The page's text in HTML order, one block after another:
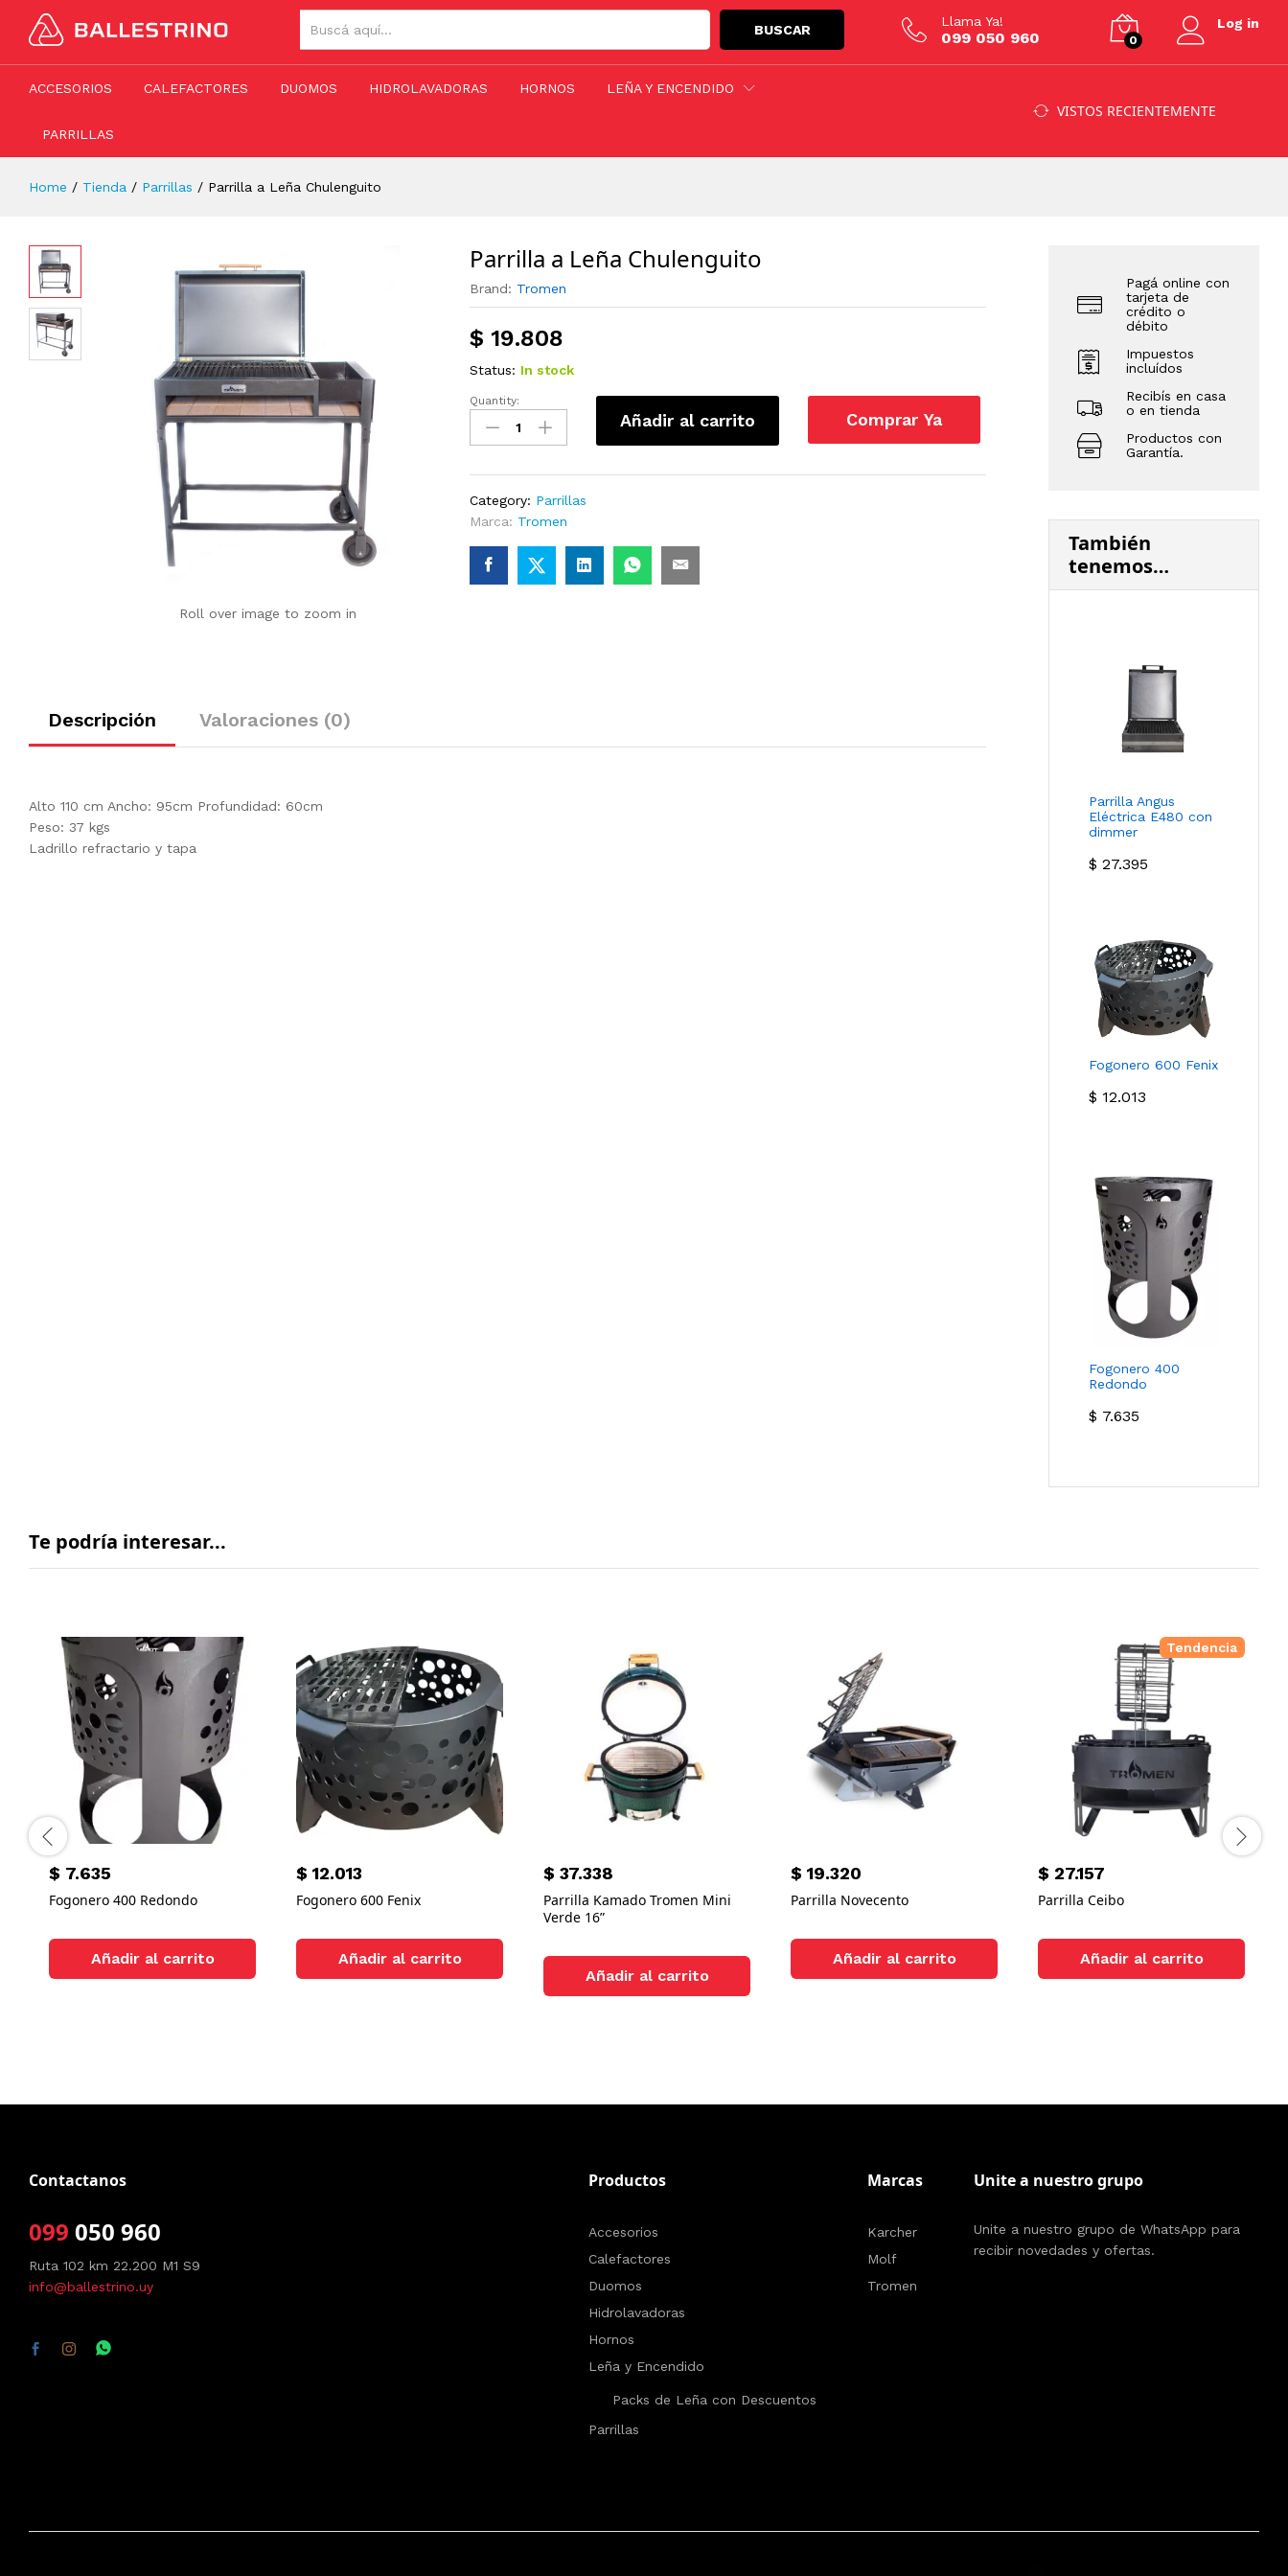
TODAS LAS CATEGORÍAS BUSCAR
Llama Ya!
099 050 960 0
Log in
ACCESORIOS CALEFACTORES DUOMOS HIDROLAVADORAS HORNOS LEÑA Y ENCENDIDO
PARRILLAS
VISTOS RECIENTEMENTE
Home / Tienda / Parrillas / Parrilla a Leña Chulenguito
Roll over image to zoom in
Parrilla a Leña Chulenguito
Brand: Tromen
$ 19.808
Status: In stock
Parrilla
Leña
Quantity:
Añadir al carrito Comprar Ya
Category: Parrillas
Marca: Tromen
Descripción Valoraciones (0)
Alto 110 cm Ancho: 95cm Profundidad: 60cm
Peso: 37 kgs
Ladrillo refractario y tapa
Pagá online con
tarjeta de
crédito o
débito
Impuestos
incluídos
Recibís en casa
o en tienda
Productos con
Garantía.
También
tenemos…
Parrilla Angus
Eléctrica E480 con
dimmer
$ 27.395
Fogonero 600 Fenix
$ 12.013
Fogonero 400
Redondo
$ 7.635
Te podría interesar...
$ 7.635
Fogonero 400 Redondo
Añadir al carrito
$ 12.013
Fogonero 600 Fenix
Añadir al carrito
$ 37.338
Parrilla Kamado Tromen Mini
Verde 16”
Añadir al carrito
$ 19.320
Parrilla Novecento
Añadir al carrito
Tendencia
$ 27.157
Parrilla Ceibo
Añadir al carrito
Contactanos
099 050 960
Ruta 102 km 22.200 M1 S9
info@ballestrino.uy
Productos
Accesorios
Calefactores
Duomos
Hidrolavadoras
Hornos
Leña y Encendido
Packs de Leña con Descuentos
Parrillas
Marcas
Karcher
Molf
Tromen
Unite a nuestro grupo
Unite a nuestro grupo de WhatsApp para
recibir novedades y ofertas.
Descripción Valoraciones (0)
$19.808 Añadir al carrito